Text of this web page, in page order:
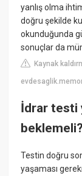
yanlış olma
doğru şekilde
okunduğunda
sonuçlar da
Kaynak
İdrar testi
beklemeli?
Testin doğru
yaşaması